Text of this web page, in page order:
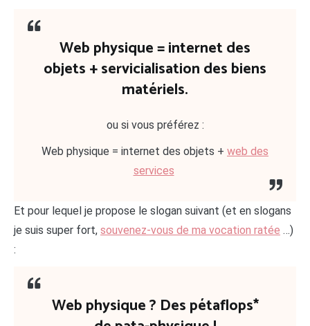
Web physique = internet des
objets + servicialisation des biens
matériels.
ou si vous préférez :
Web physique = internet des objets + web des
services
Et pour lequel je propose le slogan suivant (et en slogans
je suis super fort, souvenez-vous de ma vocation ratée …)
:
Web physique ? Des pétaflops*